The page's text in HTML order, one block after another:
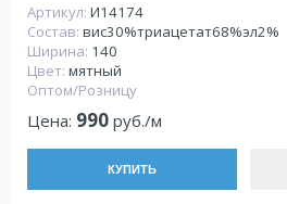
Артикул: И14174
Состав: вис30%триацетат68%эл2%
Ширина: 140
Цвет: мятный
Оптом/Розницу
Цена: 990 руб./м
КУПИТЬ